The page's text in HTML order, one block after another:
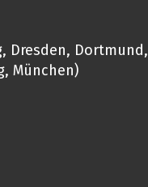
Dresden, Dortmund,
München)